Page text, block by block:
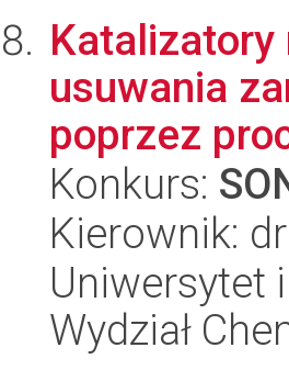
Katalizatory
usuwania
poprzez
Konkurs:
Kierownik:
Uniwersytet
Wydział